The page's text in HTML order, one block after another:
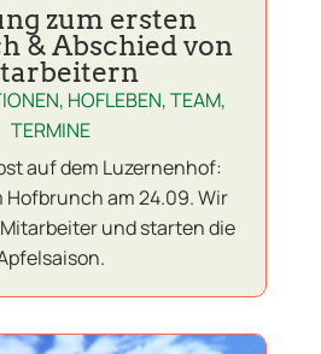
zum ersten
& Abschied von
, HOFLEBEN,TEAM,
TERMINE
auf dem Luzernenhof:
Hofbrunch am 24.09. Wir
und starten die